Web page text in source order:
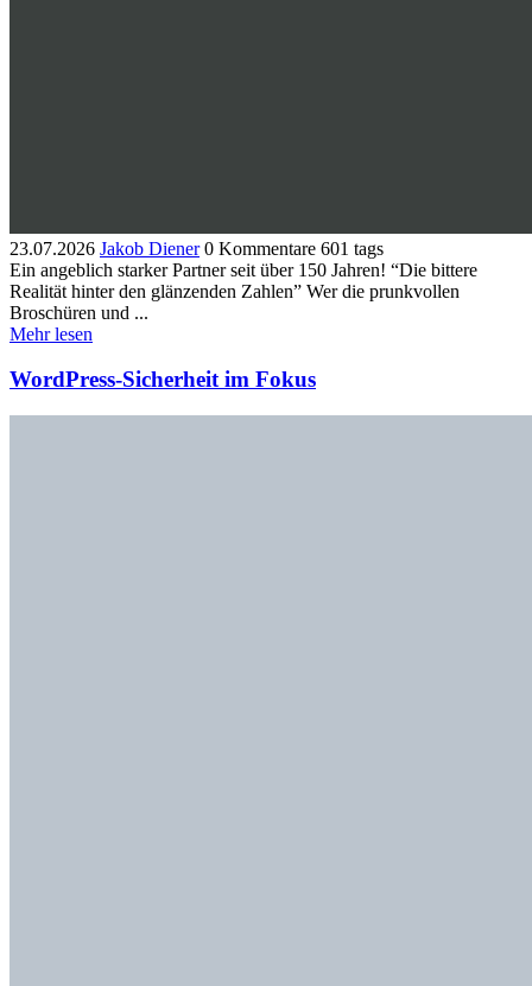
23.07.2026 Jakob Diener 0 Kommentare 601 tags
Ein angeblich starker Partner seit über 150 Jahren! “Die bittere
Realität hinter den glänzenden Zahlen” ​Wer die prunkvollen
Broschüren und ...
Mehr lesen
WordPress-Sicherheit im Fokus